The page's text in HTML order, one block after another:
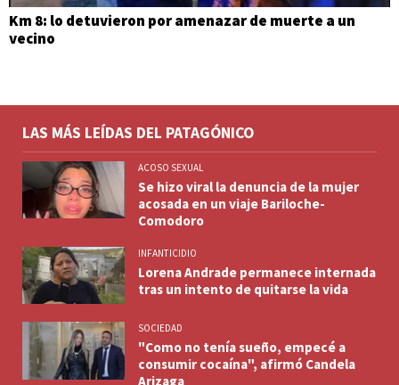
Km 8: lo detuvieron por amenazar de muerte a un
vecino
LAS MÁS LEÍDAS DEL PATAGÓNICO
ACOSO SEXUAL
Se hizo viral la denuncia de la mujer
acosada en un viaje Bariloche-
Comodoro
INFANTICIDIO
Lorena Andrade permanece internada
tras un intento de quitarse la vida
SOCIEDAD
"Como no tenía sueño, empecé a
consumir cocaína", afirmó Candela
Arizaga